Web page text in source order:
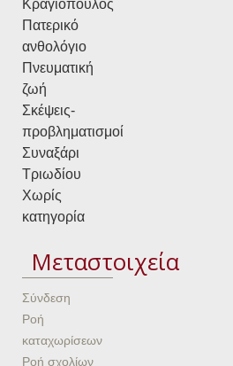
Κραγιόπουλος
Πατερικό
ανθολόγιο
Πνευματική
ζωή
Σκέψεις-
προβληματισμοί
Συναξάρι
Τριωδίου
Χωρίς
κατηγορία
Μεταστοιχεία
Σύνδεση
Ροή
καταχωρίσεων
Ροή σχολίων